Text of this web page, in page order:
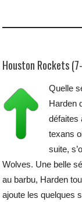
Houston Rockets
Quelle
Harden
défaites
texans
suite,
Wolves. Une belle
au barbu, Harden
ajoute les quelques